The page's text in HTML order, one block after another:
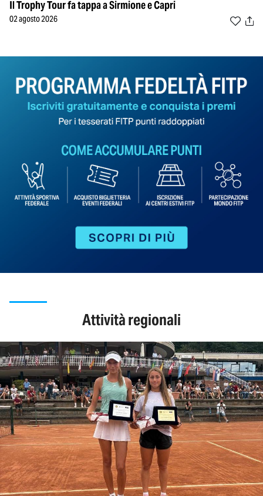
Il Trophy Tour fa tappa a Sirmione e Capri
02 agosto 2026
Attività regionali